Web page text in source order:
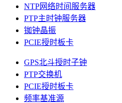
NTP网络时间服务器
PTP主时钟服务器
铷钟晶振
PCIE授时板卡
GPS北斗授时子钟
PTP交换机
PCIE授时板卡
频率基准源